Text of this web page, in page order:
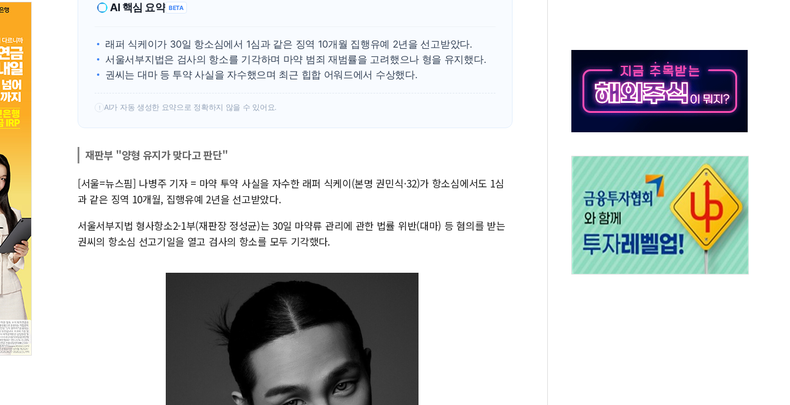
SKT, '8월 월간 럭키 페스타' 실시...휴대폰 결제 최대 6000원 할인
LG헬로비전 '헬로모바일', 교보문고 제휴 전자책 요금제 출시
KTis, 02-114로 카카오 T 택시 호출 서비스
AI 핵심 요약 BETA
래퍼 식케이가 30일 항소심에서 1심과 같은 징역 10개월 집행유예 2년을 선고받았다.
서울서부지법은 검사의 항소를 기각하며 마약 범죄 재범률을 고려했으나 형을 유지했다.
권씨는 대마 등 투약 사실을 자수했으며 최근 힙합 어워드에서 수상했다.
! AI가 자동 생성한 요약으로 정확하지 않을 수 있어요.
재판부 "양형 유지가 맞다고 판단"
[서울=뉴스핌] 나병주 기자 = 마약 투약 사실을 자수한 래퍼 식케이(본명 권민식·32)가 항소심에서도 1심
과 같은 징역 10개월, 집행유예 2년을 선고받았다.
서울서부지법 형사항소2-1부(재판장 정성균)는 30일 마약류 관리에 관한 법률 위반(대마) 등 혐의를 받는
권씨의 항소심 선고기일을 열고 검사의 항소를 모두 기각했다.